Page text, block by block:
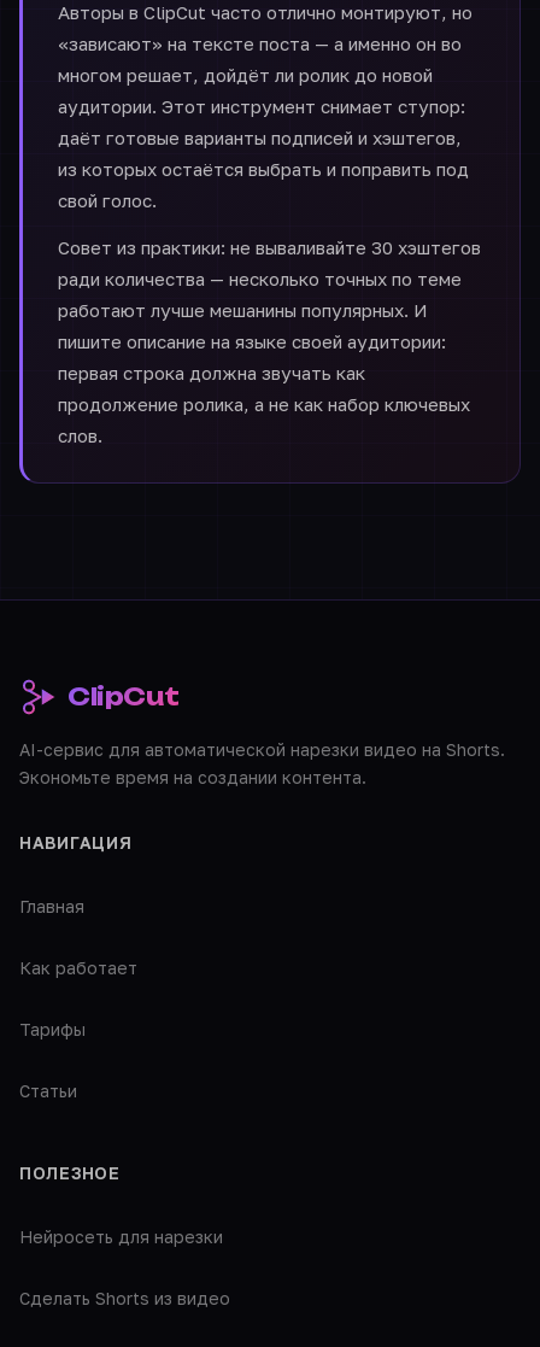
Авторы в ClipCut часто отлично монтируют, но
«зависают» на тексте поста — а именно он во
многом решает, дойдёт ли ролик до новой
аудитории. Этот инструмент снимает ступор:
даёт готовые варианты подписей и хэштегов,
из которых остаётся выбрать и поправить под
свой голос.
Совет из практики: не вываливайте 30 хэштегов
ради количества — несколько точных по теме
работают лучше мешанины популярных. И
пишите описание на языке своей аудитории:
первая строка должна звучать как
продолжение ролика, а не как набор ключевых
слов.
ClipCut
AI-сервис для автоматической нарезки видео на Shorts.
Экономьте время на создании контента.
НАВИГАЦИЯ
Главная
Как работает
Тарифы
Статьи
ПОЛЕЗНОЕ
Нейросеть для нарезки
Сделать Shorts из видео